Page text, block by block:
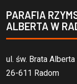
PARAFIA
ALBERTA W
ul. św. Brata Alberta
26-611 Radom